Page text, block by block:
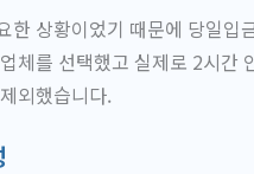
한 상황이었기 때문에 당일
체를 선택했고 실제로 2시간
외했습니다.